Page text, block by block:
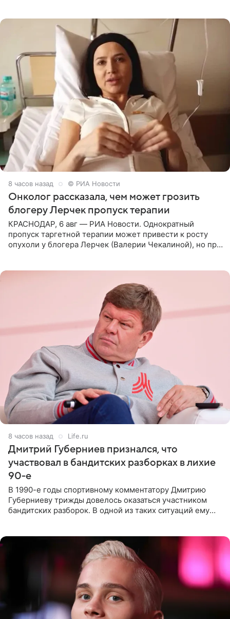
8 часов назад © РИА Новости
Онколог рассказала, чем может грозить
блогеру Лерчек пропуск терапии
КРАСНОДАР, 6 авг — РИА Новости. Однократный
пропуск таргетной терапии может привести к росту
опухоли у блогера Лерчек (Валерии Чекалиной), но при
8 часов назад Life.ru
Дмитрий Губерниев признался, что
участвовал в бандитских разборках в лихие
90-е
В 1990-е годы спортивному комментатору Дмитрию
Губерниеву трижды довелось оказаться участником
бандитских разборок. В одной из таких ситуаций ему